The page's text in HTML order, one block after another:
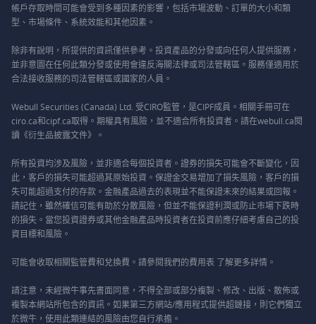
帳戶存取時間可能會受到多種因素的影響，包括市場波動、訂單的大小和類
型、市場條件、系統效能和其他因素。
除非有說明，所提供的資訊僅供參考。投資產品的分發或向任何人提供服務，
並非意圖在任何此類分發或使用會違反海關法律或司法管轄區。服務僅適用於
合法接收服務的司法管轄區或國家的人員。
Webull Securities (Canada) Ltd. 受CIRO監管，是CIPF成員。相關手冊可在
ciro.ca和cipf.ca取得。期權具有風險，並不適合所有投資者。請在webull.ca閱
讀《衍生品披露文件》。
所有投資均涉及風險，並非適合每個投資者。證券的損失可能會不斷變化，因
此，客戶的損失可能超過其原始投資。保證金交易增加了損失風險，客戶的損
失可能超過支付的存款。金融產品過去的表現並不能保證未來的結果或回報。
請記住，雖然確信可能有助於分散風險，但並不能保證利潤或防止市場下跌時
的損失。當您投資證券或其他金融產品時投資者在投資前應仔細考慮自己的投
資目標和風險。
可能會收取相關監管費和兌換費。請參閱我們的費用表 了解更多詳情。
請注意，未經微牛事先書面同意，不得全部或部分複製、修改、出版、散佈或
複製本網站所包含的資訊。如果第三方網站/應用程式提供超鏈接，則它們獨立
於微牛，使用此類連結的風險由您自行承擔。